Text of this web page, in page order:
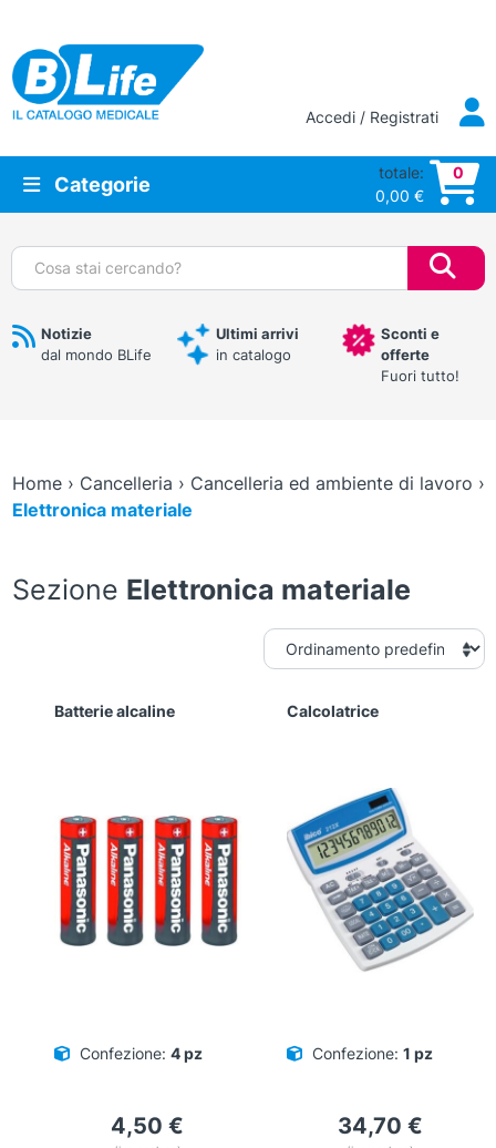
Vai al contenuto principale
Accedi / Registrati
Categorie
totale:
0,00 €
0
Cerca:
Notizie
dal mondo BLife
Ultimi arrivi
in catalogo
Sconti e
offerte
Fuori tutto!
Home› Cancelleria › Cancelleria ed ambiente di lavoro ›
Elettronica materiale
Sezione Elettronica materiale
Batterie alcaline
Confezione: 4 pz
4,50 €
Calcolatrice
Confezione: 1 pz
34,70 €